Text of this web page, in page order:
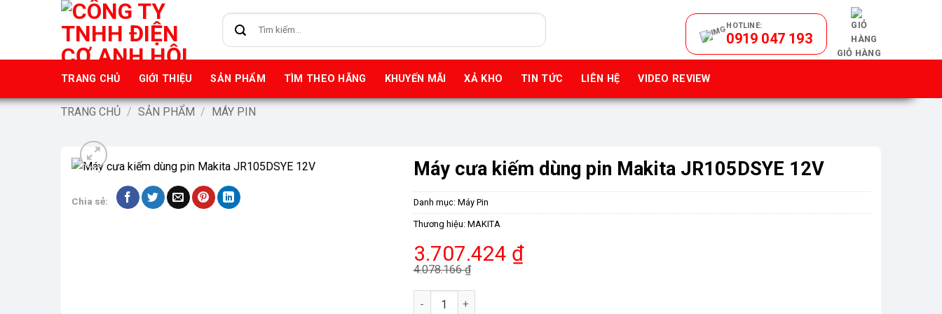
dung
Tìm
kiếm:
HOTLINE:
0919 047 193
GIỎ HÀNG
TRANG CHỦ GIỚI THIỆU SẢN PHẨM TÌM THEO HÃNG KHUYẾN MÃI XẢ KHO TIN TỨC LIÊN HỆ VIDEO REVIEW
TRANG CHỦ / SẢN PHẨM / MÁY PIN
-9%
Chia sẻ:
Máy cưa kiếm dùng pin Makita JR105DSYE 12V
Danh mục: Máy Pin
Thương hiệu: MAKITA
4.078.166₫
Giá
gốc
là:
3.707.424 ₫
Giá
hiện
tại
Máy cưa kiếm dùng pin Makita JR105DSYE 12V số lượng